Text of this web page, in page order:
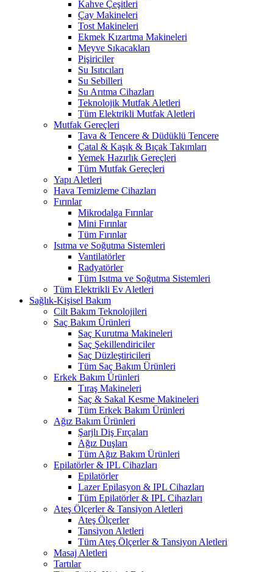
Kahve Çeşitleri
Çay Makineleri
Tost Makineleri
Ekmek Kızartma Makineleri
Meyve Sıkacakları
Pişiriciler
Su Isıtıcıları
Su Sebilleri
Su Arıtma Cihazları
Teknolojik Mutfak Aletleri
Tüm Elektrikli Mutfak Aletleri
Mutfak Gereçleri
Tava & Tencere & Düdüklü Tencere
Çatal & Kaşık & Bıçak Takımları
Yemek Hazırlık Gereçleri
Tüm Mutfak Gereçleri
Yapı Aletleri
Hava Temizleme Cihazları
Fırınlar
Mikrodalga Fırınlar
Mini Fırınlar
Tüm Fırınlar
Isıtma ve Soğutma Sistemleri
Vantilatörler
Radyatörler
Tüm Isıtma ve Soğutma Sistemleri
Tüm Elektrikli Ev Aletleri
Sağlık-Kişisel Bakım
Cilt Bakım Teknolojileri
Saç Bakım Ürünleri
Saç Kurutma Makineleri
Saç Şekillendiriciler
Saç Düzleştiricileri
Tüm Saç Bakım Ürünleri
Erkek Bakım Ürünleri
Tıraş Makineleri
Saç & Sakal Kesme Makineleri
Tüm Erkek Bakım Ürünleri
Ağız Bakım Ürünleri
Şarjlı Diş Fırçaları
Ağız Duşları
Tüm Ağız Bakım Ürünleri
Epilatörler & IPL Cihazları
Epilatörler
Lazer Epilasyon & IPL Cihazları
Tüm Epilatörler & IPL Cihazları
Ateş Ölçerler & Tansiyon Aletleri
Ateş Ölçerler
Tansiyon Aletleri
Tüm Ateş Ölçerler & Tansiyon Aletleri
Masaj Aletleri
Tartılar